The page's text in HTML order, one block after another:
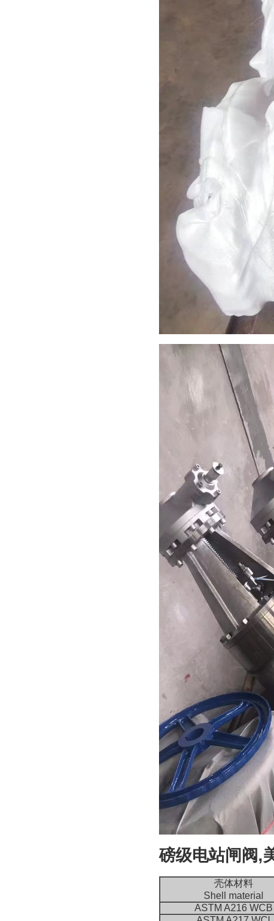
磅级电站闸阀,
壳体材料
Shell material
ASTM A216 WCB